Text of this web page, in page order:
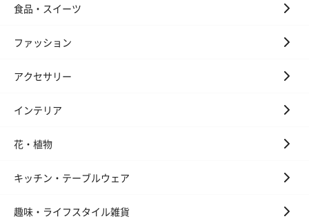
食品・スイーツ
ファッション
アクセサリー
インテリア
花・植物
キッチン・テーブルウェア
趣味・ライフスタイル雑貨